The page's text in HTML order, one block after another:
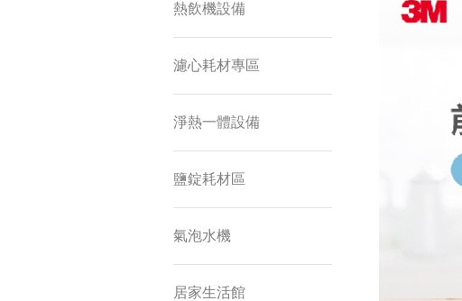
熱飲機設備
濾心耗材專區
淨熱一體設備
鹽錠耗材區
氣泡水機
居家生活館